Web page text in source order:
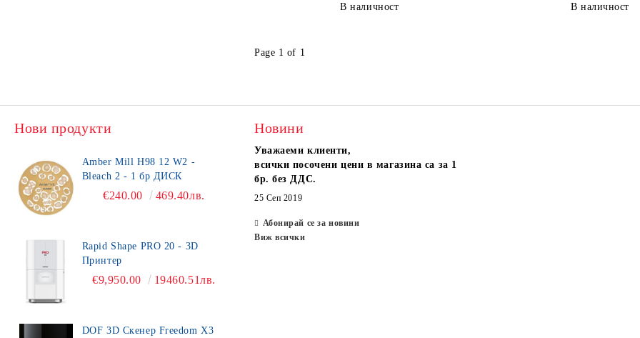
В наличност В наличност
Page 1 of 1
Нови продукти
Amber Mill H98 12 W2 -
Bleach 2 - 1 бр ДИСК
€240.00 469.40лв.
Rapid Shape PRO 20 - 3D
Принтер
€9,950.00 19460.51лв.
DOF 3D Скенер Freedom X3
Новини
Уважаеми клиенти,
всички посочени цени в магазина са за 1
бр. без ДДС.
25 Сеп 2019
Абонирай се за новини
Виж всички